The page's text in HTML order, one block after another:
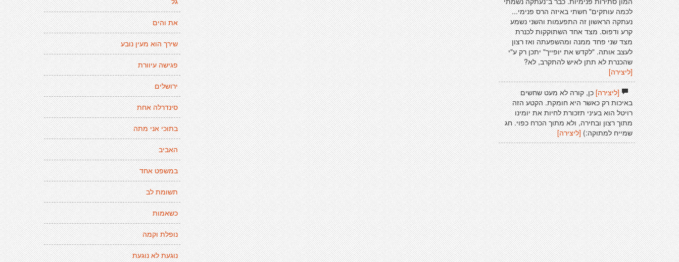
את והים
שירך הוא מעין נובע
פגישה עיוורת
ירושלים
סינדרלה אחת
בתוכי אני מתה
האביב
במשפט אחד
תשומת לב
כשאמות
נופלת וקמה
נוגעת לא נוגעת
לכמה עותקים" חשתי באיזה הרס פנימי...
נעתקה הראשון זה התפעמות והשני נשמע
קרע ודפוס. מצד אחד השתוקקות לכנרת
מצד שני פחד ממנה ומהשפעתה ואז רצון
לעצב אותה. "לקדש את יופייך" יתכן רק ע"י
שהכנרת לא תתן לאיש להתקרב, לא?
[ליצירה]
[ליצירה]כן, קורה לא מעט שחשים
באיכות רק כאשר היא חומקת. הקטע הזה
רויטל הוא בעיני תזכורת לחיות את יומינו
מתוך רצון ובחירה, ולא מתוך הכרח כפוי. חג
שמייח למתוקה:) [ליצירה]